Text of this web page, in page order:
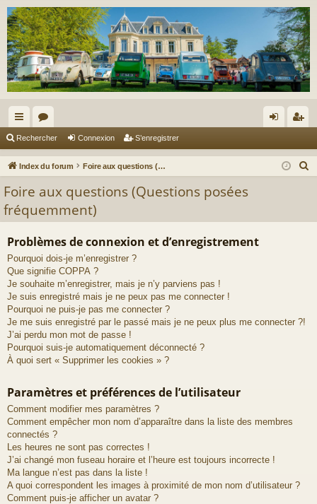
cc
ès
de
or
u ne nr
re
Rechercher Connexion S’enregistrer
Index du forum Foire aux questions (Questions posées fréquemment)
Foire aux questions (Questions posées
fréquemment)
Problèmes de connexion et d’enregistrement
Pourquoi dois-je m’enregistrer ?
Que signifie COPPA ?
Je souhaite m’enregistrer, mais je n’y parviens pas !
Je suis enregistré mais je ne peux pas me connecter !
Pourquoi ne puis-je pas me connecter ?
Je me suis enregistré par le passé mais je ne peux plus me connecter ?!
J’ai perdu mon mot de passe !
Pourquoi suis-je automatiquement déconnecté ?
À quoi sert « Supprimer les cookies » ?
Paramètres et préférences de l’utilisateur
Comment modifier mes paramètres ?
Comment empêcher mon nom d’apparaître dans la liste des membres
connectés ?
Les heures ne sont pas correctes !
J’ai changé mon fuseau horaire et l’heure est toujours incorrecte !
Ma langue n’est pas dans la liste !
A quoi correspondent les images à proximité de mon nom d’utilisateur ?
Comment puis-je afficher un avatar ?